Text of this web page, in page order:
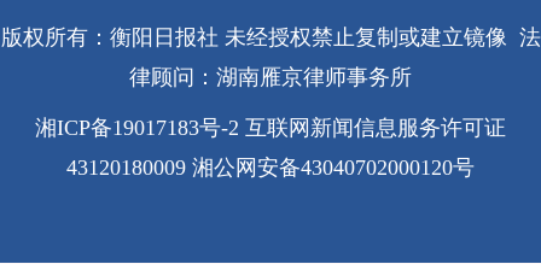
版权所有：衡阳日报社 未经授权禁止复制或建立镜像 法
律顾问：湖南雁京律师事务所
湘ICP备19017183号-2 互联网新闻信息服务许可证
43120180009 湘公网安备43040702000120号